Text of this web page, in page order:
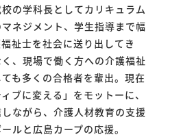
の学科長としてカリキュラム
ネジメント、学生指導まで幅
祉士を社会に送り出してき
、現場で働く方への介護福祉
も多くの合格者を輩出。現在
ブに変える」をモットーに、
ながら、介護人材教育の支援
ルと広島カープの応援。